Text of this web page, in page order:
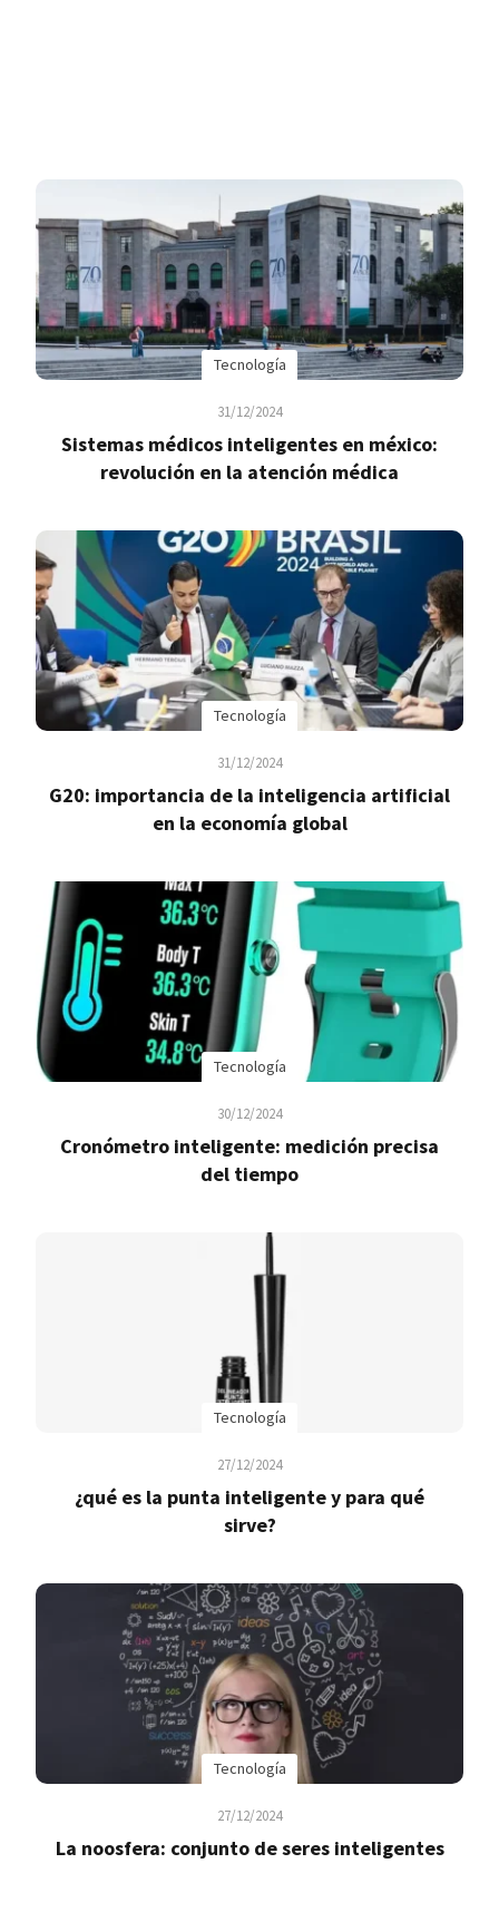
Tecnología
31/12/2024
Sistemas médicos inteligentes en méxico:
revolución en la atención médica
Tecnología
31/12/2024
G20: importancia de la inteligencia artificial
en la economía global
Tecnología
30/12/2024
Cronómetro inteligente: medición precisa
del tiempo
Tecnología
27/12/2024
¿qué es la punta inteligente y para qué
sirve?
Tecnología
27/12/2024
La noosfera: conjunto de seres inteligentes